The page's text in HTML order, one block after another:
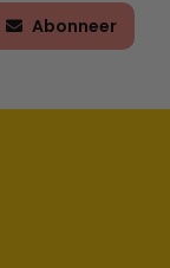
Abonneer